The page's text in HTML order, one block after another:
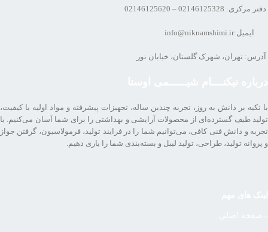
دفتر مرکزی: 02146125328 – 02146125620
ایمیل:info@niknamshimi.ir
آدرس: تهران، شهرک گلستان، خیابان نور
با تکیه بر دانش به روز، تجربه چندین ساله، تجهیزات پیشرفته و مواد اولیه با کیفیت،
تولید طیف گسترده‌ای از محصولات آرایشی و بهداشتی را برای شما آسان می‌کنیم. با
تجربه و دانش فنی کافی، می‌توانیم شما را در فرایند تولید، فرمولاسیون، گرفتن جواز
و پروانه تولید، طراحی، تولید لیبل و بسته‌بندی شما را یاری دهیم.